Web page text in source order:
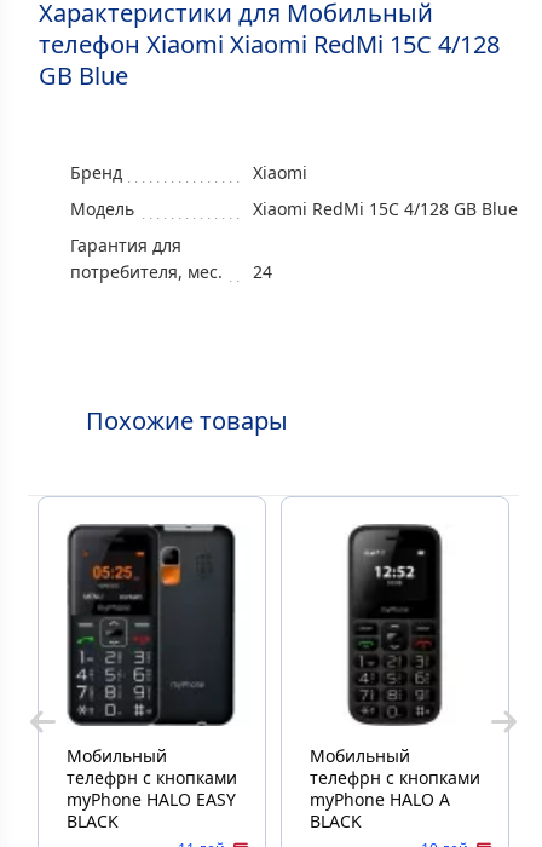
Характеристики для Мобильный
телефон Xiaomi Xiaomi RedMi 15C 4/128
GB Blue
Бренд
Xiaomi
Модель
Xiaomi RedMi 15C 4/128 GB Blue
Гарантия для
потребителя, мес.
24
Похожие товары
Мобильный
телефрн с кнопками
myPhone HALO EASY
BLACK
Мобильный
телефрн с кнопками
myPhone HALO A
BLACK